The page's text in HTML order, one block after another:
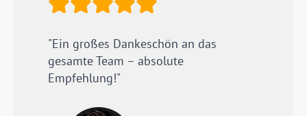
"Ein großes Dankeschön an das
gesamte Team – absolute
Empfehlung!"